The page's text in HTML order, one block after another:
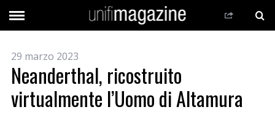
29 marzo 2023
Neanderthal, ricostruito
virtualmente l’Uomo di Altamura